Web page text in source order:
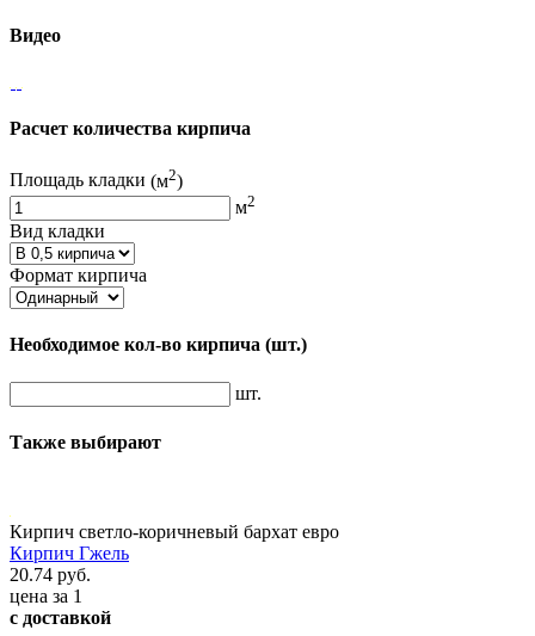
Видео
Расчет количества кирпича
Площадь кладки (м2)
м2
Вид кладки
Формат кирпича
Необходимое кол-во кирпича (шт.)
шт.
Также выбирают
Кирпич светло-коричневый бархат евро
Кирпич Гжель
20.74 руб.
цена за 1
с доставкой